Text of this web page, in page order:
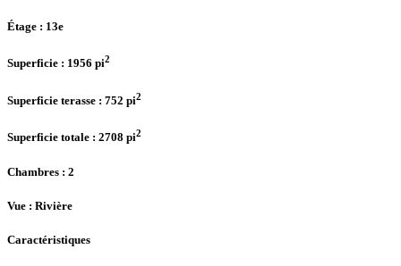
Étage : 13e
Superficie : 1956 pi2
Superficie terasse : 752 pi2
Superficie totale : 2708 pi2
Chambres : 2
Vue : Rivière
Caractéristiques